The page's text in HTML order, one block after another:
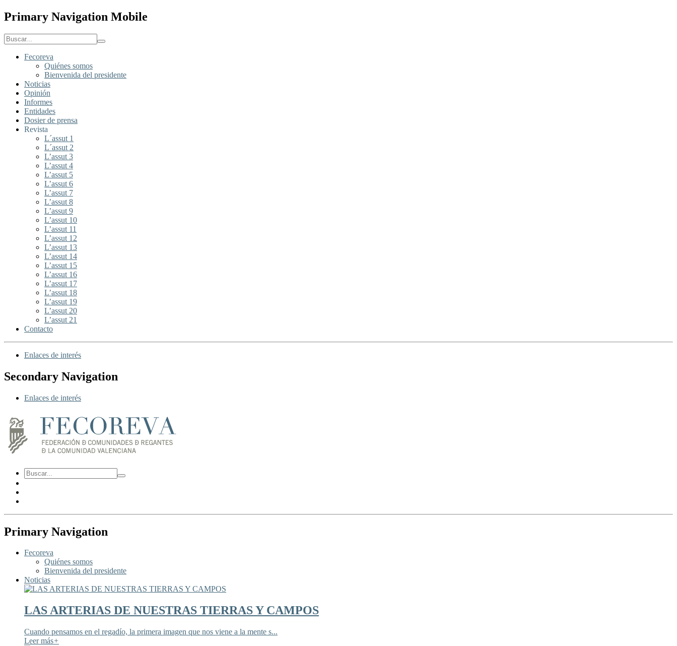
Primary Navigation Mobile
Fecoreva
Quiénes somos
Bienvenida del presidente
Noticias
Opinión
Informes
Entidades
Dosier de prensa
Revista
L´assut 1
L´assut 2
L’assut 3
L’assut 4
L’assut 5
L’assut 6
L’assut 7
L’assut 8
L’assut 9
L’assut 10
L’assut 11
L’assut 12
L’assut 13
L’assut 14
L’assut 15
L’assut 16
L’assut 17
L’assut 18
L’assut 19
L’assut 20
L’assut 21
Contacto
Enlaces de interés
Secondary Navigation
Enlaces de interés
Primary Navigation
Fecoreva
Quiénes somos
Bienvenida del presidente
Noticias
LAS ARTERIAS DE NUESTRAS TIERRAS Y CAMPOS
Cuando pensamos en el regadío, la primera imagen que nos viene a la mente s...
Leer más+